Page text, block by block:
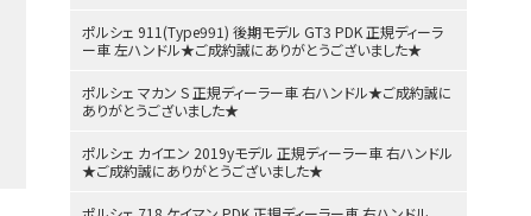
ポルシェ 911(Type991) 後期モデル GT3 PDK 正規ディーラ
ー車 左ハンドル★ご成約誠にありがとうございました★
ポルシェ マカン S 正規ディーラー車 右ハンドル★ご成約誠に
ありがとうございました★
ポルシェ カイエン 2019yモデル 正規ディーラー車 右ハンドル
★ご成約誠にありがとうございました★